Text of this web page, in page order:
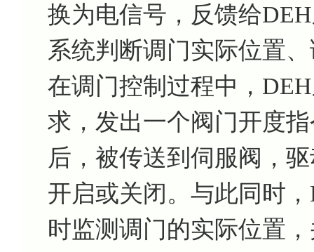
换为电信号，反馈给
系统判断调门实际位置
在调门控制过程中，
求，发出一个阀门开度
后，被传送到伺服阀，
开启或关闭。与此同时
时监测调门的实际位置